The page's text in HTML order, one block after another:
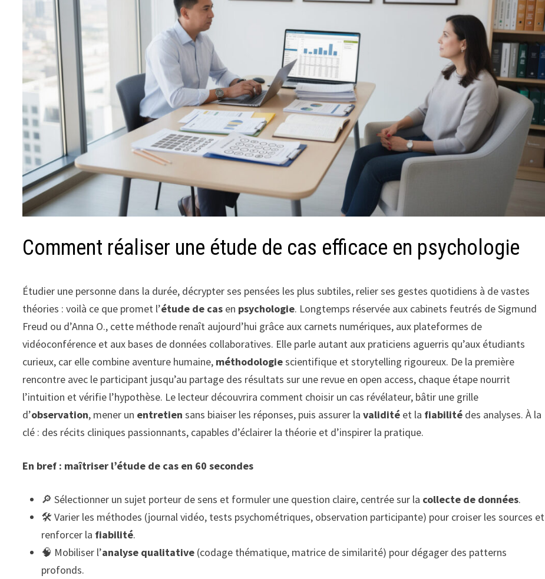
Comment réaliser une étude de cas efficace en psychologie
Étudier une personne dans la durée, décrypter ses pensées les plus subtiles, relier ses gestes quotidiens à de vastes
théories : voilà ce que promet l’étude de cas en psychologie. Longtemps réservée aux cabinets feutrés de Sigmund
Freud ou d’Anna O., cette méthode renaît aujourd’hui grâce aux carnets numériques, aux plateformes de
vidéoconférence et aux bases de données collaboratives. Elle parle autant aux praticiens aguerris qu’aux étudiants
curieux, car elle combine aventure humaine, méthodologiescientifique et storytelling rigoureux. De la première
rencontre avec le participant jusqu’au partage des résultats sur une revue en open access, chaque étape nourrit
l’intuition et vérifie l’hypothèse. Le lecteur découvrira comment choisir un cas révélateur, bâtir une grille
d’observation, mener un entretien sans biaiser les réponses, puis assurer lavalidité et la fiabilité des analyses. À la
clé : des récits cliniques passionnants, capables d’éclairer la théorie et d’inspirer la pratique.
En bref : maîtriser l’étude de cas en 60 secondes
🔎 Sélectionner un sujet porteur de sens et formuler une question claire, centrée sur la collecte de données.
🛠️ Varier les méthodes (journal vidéo, tests psychométriques, observation participante) pour croiser les sources et
renforcer la fiabilité.
🧠 Mobiliser l’analyse qualitative (codage thématique, matrice de similarité) pour dégager des patterns
profonds.